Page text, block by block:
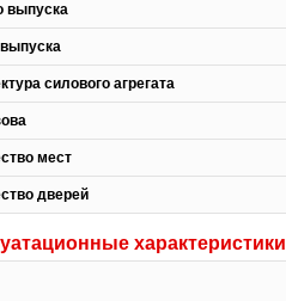
выпуска
силового агрегата
мест
дверей
характеристики